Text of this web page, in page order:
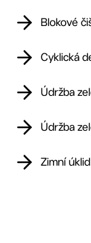
Blokové
Cyklická
Údržba
Údržba
Zimní